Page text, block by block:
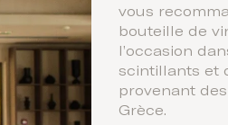
vous
bouteille de
l’occasion
scintillants et
provenant
Grèce.